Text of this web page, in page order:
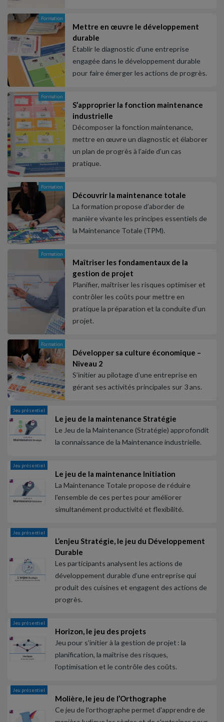
Formation
Mettre en œuvre le développement
durable
Établir le diagnostic d’une entreprise
engagée dans le développement durable
pour faire émerger les actions de progrès.
Formation
S’approprier la fonction maintenance
industrielle
Décomposer la fonction maintenance,
mettre en œuvre un diagnostic et élaborer
un plan de progrès à l’aide d’un cas
pratique.
Formation
Découvrir la maintenance totale
La formation propose d’aborder de
manière vivante les principes essentiels de
la Maintenance Totale (TPM).
Formation
Maîtriser les fondamentaux de la
gestion de projet
Planifier, maîtriser les risques optimiser et
contrôler les coûts pour mettre en
pratique la préparation et la conduite d’un
projet.
Formation
Développer sa culture économique –
Niveau 2
S’initier au pilotage d’une entreprise en
gérant ses activités principales sur 3 ans.
Jeu présentiel
Le jeu de la maintenance Stratégie
Le Jeu de la Maintenance (Stratégie) approfondit
la connaissance de la Maintenance industrielle.
Jeu présentiel
Le jeu de la maintenance Initiation
La Maintenance Totale propose de réduire
l'ensemble de ces pertes pour améliorer
simultanément productivité et flexibilité.
Jeu présentiel
L’enjeu Stratégie, le jeu du Développement
Durable
Les participants analysent les actions de
développement durable d’une entreprise qui
produit des cuisines et engagent des actions de
progrès.
Jeu présentiel
Horizon, le jeu des projets
Jeu pour s'initier à la gestion de projet : la
planification, la maîtrise des risques,
l’optimisation et le contrôle des coûts.
Jeu présentiel
Molière, le jeu de l’Orthographe
Ce jeu de l'orthographe permet d'apprendre de